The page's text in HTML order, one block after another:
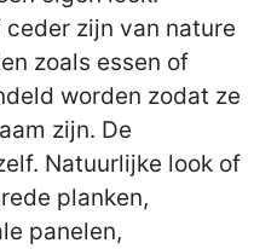
zijn van nature
zoals essen of
worden zodat ze
zijn. De
Natuurlijke look of
planken,
panelen,